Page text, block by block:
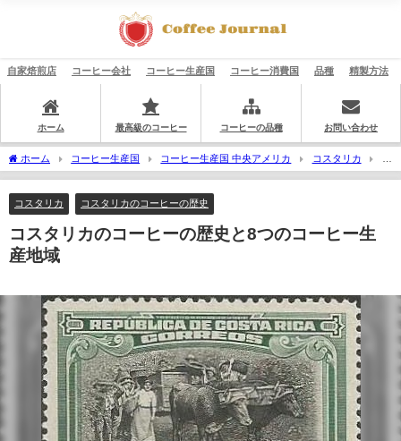
自家焙煎店 コーヒー会社 コーヒー生産国 コーヒー消費国 品種 精製方法
ホーム 最高級のコーヒー コーヒーの品種 お問い合わせ
ホーム コーヒー生産国 コーヒー生産国 中央アメリカ コスタリカ
スタリカのコーヒーの歴史と8つのコーヒー生産地域
コスタリカ コスタリカのコーヒーの歴史
コスタリカのコーヒーの歴史と8つのコーヒー生
産地域